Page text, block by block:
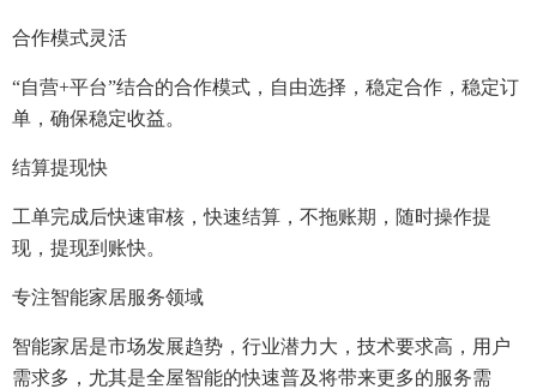
合作模式灵活
“自营+平台”结合的合作模式，自由选择，稳定合作，稳定订
单，确保稳定收益。
结算提现快
工单完成后快速审核，快速结算，不拖账期，随时操作提
现，提现到账快。
专注智能家居服务领域
智能家居是市场发展趋势，行业潜力大，技术要求高，用户
需求多，尤其是全屋智能的快速普及将带来更多的服务需